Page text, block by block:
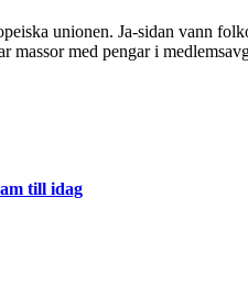
unionen. Ja-sidan vann
massor med pengar i
till idag